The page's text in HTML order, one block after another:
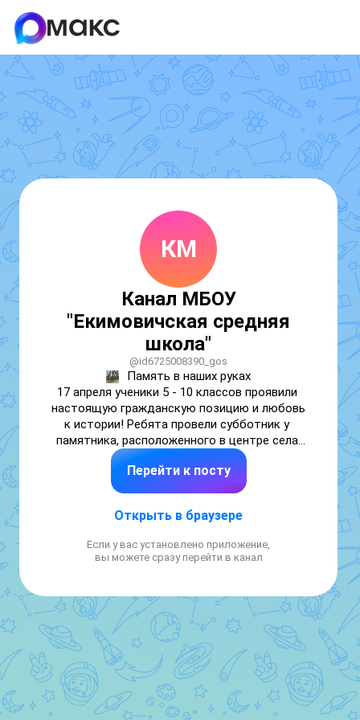
КМ
Канал МБОУ
"Екимовичская средняя
школа"
@id6725008390_gos
Память в наших руках
17 апреля ученики 5 - 10 классов проявили
настоящую гражданскую позицию и любовь
к истории! Ребята провели субботник у
памятника, расположенного в центре села
Екимовичи, чтобы сохранить его чистоту и
достойный вид.
Это была не просто уборка, а дань
небо, тем, чьи имена навсегда вписаны в
Мы гордимся нашими учениками, их
и заботу о нашем общем пространстве!
Перейти к посту
Открыть в браузере
Если у вас установлено приложение,
вы можете сразу перейти в канал